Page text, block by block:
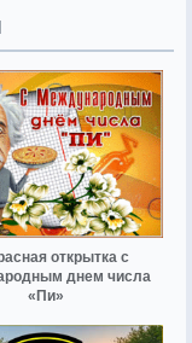
открытка с
днем числа
«Пи»